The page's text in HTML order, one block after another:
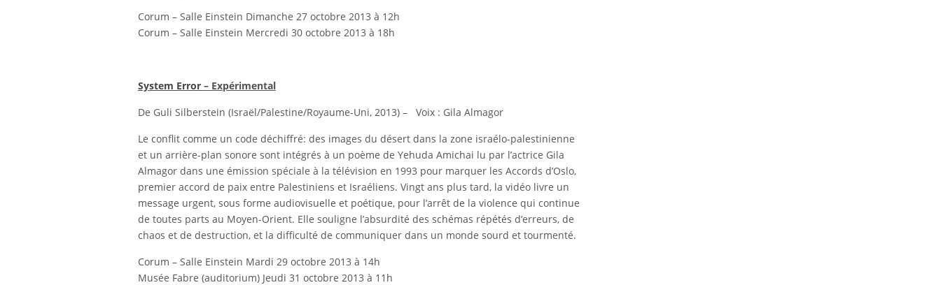
Corum – Salle Einstein Dimanche 27 octobre 2013 à 12h
Corum – Salle Einstein Mercredi 30 octobre 2013 à 18h
System Error – Expérimental
De Guli Silberstein (Israël/Palestine/Royaume-Uni, 2013) – Voix : Gila Almagor
Le conflit comme un code déchiffré: des images du désert dans la zone israélo-palestinienne
et un arrière-plan sonore sont intégrés à un poème de Yehuda Amichai lu par l’actrice Gila
Almagor dans une émission spéciale à la télévision en 1993 pour marquer les Accords d’Oslo,
premier accord de paix entre Palestiniens et Israéliens. Vingt ans plus tard, la vidéo livre un
message urgent, sous forme audiovisuelle et poétique, pour l’arrêt de la violence qui continue
de toutes parts au Moyen-Orient. Elle souligne l’absurdité des schémas répétés d’erreurs, de
chaos et de destruction, et la difficulté de communiquer dans un monde sourd et tourmenté.
Corum – Salle Einstein Mardi 29 octobre 2013 à 14h
Musée Fabre (auditorium) Jeudi 31 octobre 2013 à 11h